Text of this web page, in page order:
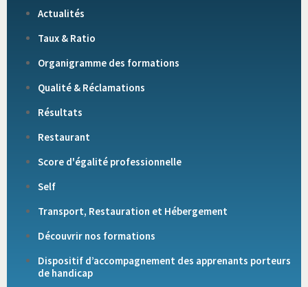
Actualités
Taux & Ratio
Organigramme des formations
Qualité & Réclamations
Résultats
Restaurant
Score d'égalité professionnelle
Self
Transport, Restauration et Hébergement
Découvrir nos formations
Dispositif d’accompagnement des apprenants porteurs
de handicap